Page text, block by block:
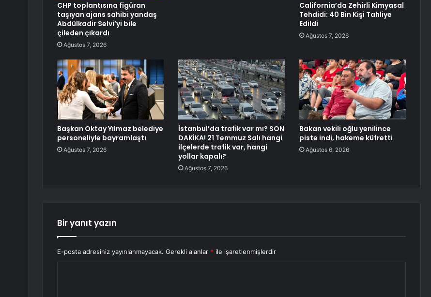
CHP toplantısına figüran
taşıyan ajans sahibi yandaş
Abdülkadir Selvi’yi bile
çileden çıkardı
Ağustos 7, 2026
California’da Zehirli Kimyasal
Tehdidi: 40 Bin Kişi Tahliye
Edildi
Ağustos 7, 2026
Başkan Oktay Yılmaz belediye
personeliyle bayramlaştı
Ağustos 7, 2026
İstanbul’da trafik var mı? SON
DAKİKA! 21 Temmuz Salı hangi
ilçelerde trafik var, hangi
yollar kapalı?
Ağustos 7, 2026
Bakan vekili oğlu yenilince
piste indi, hakeme küfretti
Ağustos 6, 2026
Bir yanıt yazın
E-posta adresiniz yayınlanmayacak. Gerekli alanlar * ile işaretlenmişlerdir